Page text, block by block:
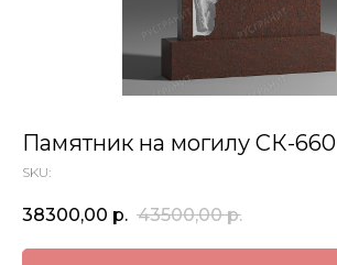
Памятник на могилу СК-660
SKU:
38300,00 р. 43500,00 р.